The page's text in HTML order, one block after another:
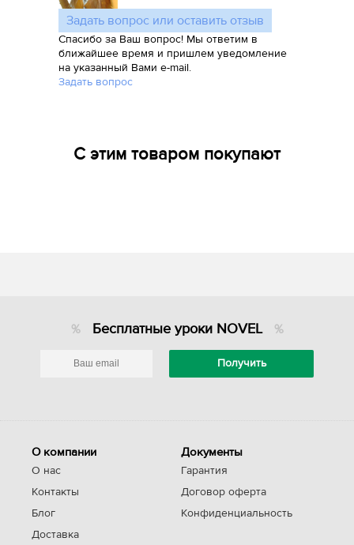
Задать вопрос или оставить отзыв
Спасибо за Ваш вопрос! Мы ответим в
ближайшее время и пришлем уведомление
на указанный Вами e-mail.
Задать вопрос
С этим товаром покупают
Бесплатные уроки NOVEL
О компании
О нас
Контакты
Блог
Доставка
Документы
Гарантия
Договор оферта
Конфиденциальность